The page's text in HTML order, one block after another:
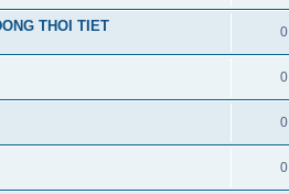
THOI TIET 0
0
0
0